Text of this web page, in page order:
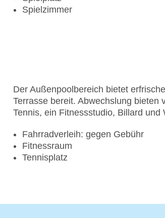
Spielzimmer
Der Außenpoolbereich bietet
Terrasse bereit. Abwechslung bieten
Tennis, ein Fitnessstudio, Billard und
Fahrradverleih: gegen Gebühr
Fitnessraum
Tennisplatz